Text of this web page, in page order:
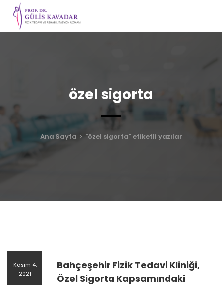
özel sigorta
Ana Sayfa "özel sigorta" etiketli yazılar
Kasım 4,
2021
Bahçeşehir Fizik Tedavi Kliniği,
Özel Sigorta Kapsamındaki